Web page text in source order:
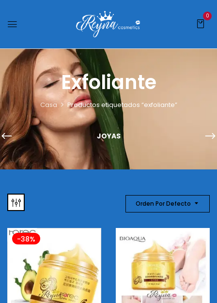
0
Exfoliante
Casa Productos etiquetados “exfoliante”
JOYAS
Orden Por Defecto
-38%